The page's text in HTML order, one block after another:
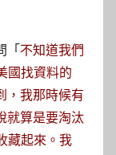
「不知道我們
國找資料的
，我那時候有
就算是要淘汰
藏起來。我